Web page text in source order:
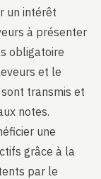
un intérêt
à présenter
obligatoire
et le
transmis et
notes.
une
grâce à la
par le